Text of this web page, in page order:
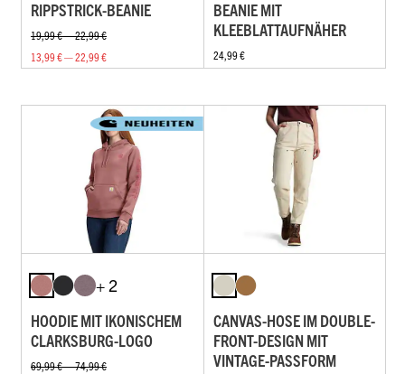
RIPPSTRICK-BEANIE
19,99 € — 22,99 €
13,99 € — 22,99 €
BEANIE MIT
KLEEBLATTAUFNÄHER
24,99 €
+ 2
HOODIE MIT IKONISCHEM
CLARKSBURG-LOGO
69,99 € — 74,99 €
CANVAS-HOSE IM DOUBLE-
FRONT-DESIGN MIT
VINTAGE-PASSFORM